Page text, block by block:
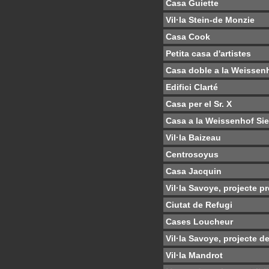
Casa Guiette
Vil·la Stein-de Monzie
Casa Cook
Petita casa d'artistes
Casa doble a la
Edifici Clarté
Casa per el Sr. X
Casa a la Weissenhof
Vil·la Baizeau
Centrosoyus
Casa Jacquin
Vil·la Savoye, projecte
Ciutat de Refugi
Cases Loucheur
Vil·la Savoye, projecte
Vil·la Mandrot